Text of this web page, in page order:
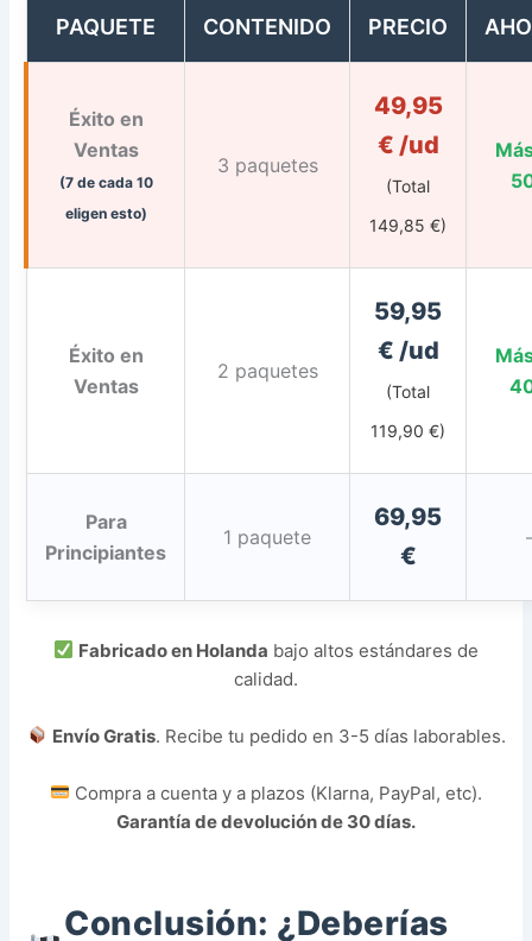
PAQUETE CONTENIDO PRECIO
Éxito en
Ventas
(7 de cada 10
eligen esto)
3 paquetes
49,95
€ /ud
(Total
149,85 €)
Éxito en
Ventas
2 paquetes
59,95
€ /ud
(Total
119,90 €)
Para
Principiantes
1 paquete
69,95
€
Fabricado en Holanda bajo altos estándares de
calidad.
Envío Gratis. Recibe tu pedido en 3-5 días laborables.
Compra a cuenta y a plazos (Klarna, PayPal, etc).
Garantía de devolución de 30 días.
Conclusión: ¿Deberías